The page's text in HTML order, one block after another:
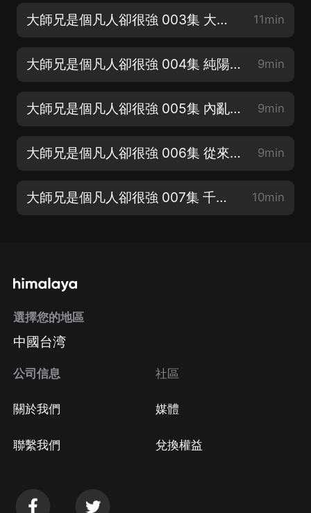
大師兄是個凡人卻很強 003集 大師兄是個美食家 —歡迎推薦+點讚 11min
大師兄是個凡人卻很強 004集 純陽師兄的怨念 —歡迎推薦+點讚 9min
大師兄是個凡人卻很強 005集 內亂莫名其妙得結束了 —歡迎推薦+點讚 9min
大師兄是個凡人卻很強 006集 從來没靈驗過的大劫 9min
大師兄是個凡人卻很強 007集 千變小魔女 10min
選擇您的地區
中國台湾
公司信息
關於我們
聯繫我們
社區
媒體
兌換權益